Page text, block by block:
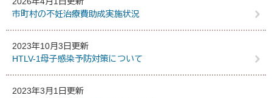
市町村の不妊治療費助成実施状況
2023年10月3日更新
HTLV-1母子感染予防対策について
2023年3月1日更新